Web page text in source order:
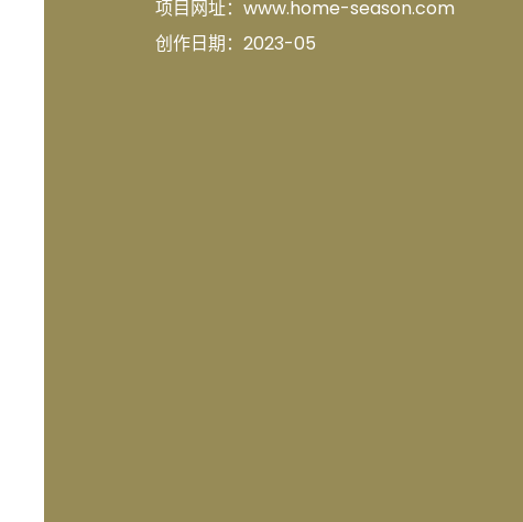
项目网址：www.home-season.com
创作日期：2023-05